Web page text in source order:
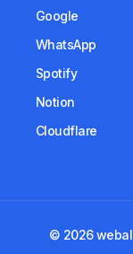
Google
WhatsApp
Spotify
Notion
Cloudflare
© 2026